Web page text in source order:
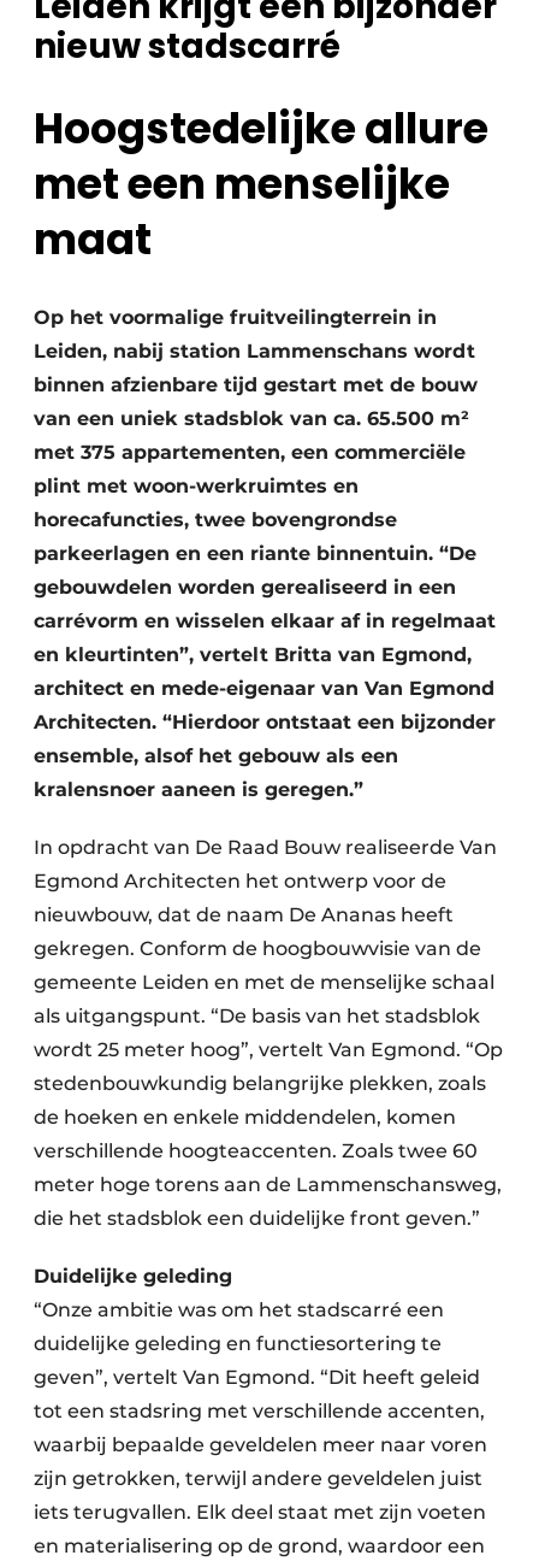
metadata
Vacature aanmelden
Vacatures
Video’s
Glas
nieuw stadscarré
Hoogstedelijke allure
met een menselijke
maat
Op het voormalige fruitveilingterrein in
Leiden, nabij station Lammenschans wordt
binnen afzienbare tijd gestart met de bouw
van een uniek stadsblok van ca. 65.500 m²
met 375 appartementen, een commerciële
plint met woon-werkruimtes en
horecafuncties, twee bovengrondse
parkeerlagen en een riante binnentuin. “De
gebouwdelen worden gerealiseerd in een
carrévorm en wisselen elkaar af in regelmaat
en kleurtinten”, vertelt Britta van Egmond,
architect en mede-eigenaar van Van Egmond
Architecten. “Hierdoor ontstaat een bijzonder
ensemble, alsof het gebouw als een
kralensnoer aaneen is geregen.”
In opdracht van De Raad Bouw realiseerde Van
Egmond Architecten het ontwerp voor de
nieuwbouw, dat de naam De Ananas heeft
gekregen. Conform de hoogbouwvisie van de
gemeente Leiden en met de menselijke schaal
als uitgangspunt. “De basis van het stadsblok
wordt 25 meter hoog”, vertelt Van Egmond. “Op
stedenbouwkundig belangrijke plekken, zoals
de hoeken en enkele middendelen, komen
verschillende hoogteaccenten. Zoals twee 60
meter hoge torens aan de Lammenschansweg,
die het stadsblok een duidelijke front geven.”
Duidelijke geleding
“Onze ambitie was om het stadscarré een
duidelijke geleding en functiesortering te
geven”, vertelt Van Egmond. “Dit heeft geleid
tot een stadsring met verschillende accenten,
waarbij bepaalde geveldelen meer naar voren
zijn getrokken, terwijl andere geveldelen juist
iets terugvallen. Elk deel staat met zijn voeten
en materialisering op de grond, waardoor een